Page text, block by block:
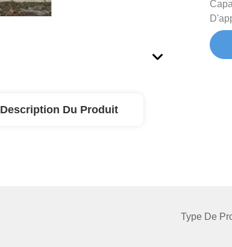
Description Du Produit
Type De